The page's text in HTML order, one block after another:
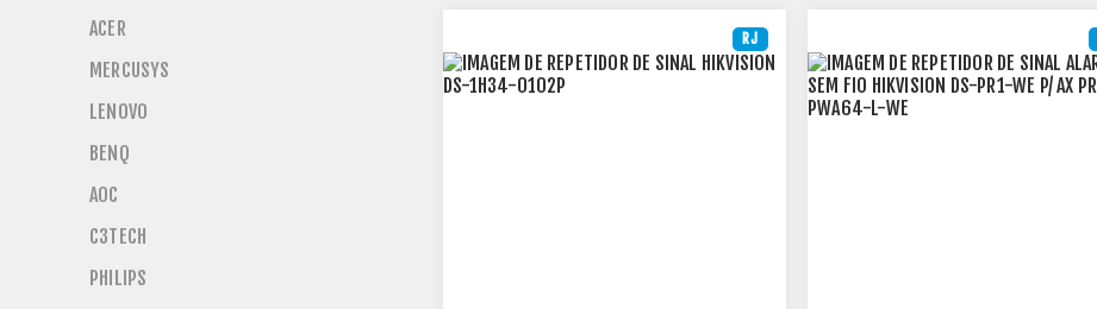
RJ
ACER
MERCUSYS
LENOVO
BENQ
AOC
C3TECH
PHILIPS